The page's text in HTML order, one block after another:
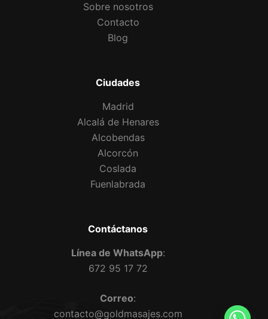
Sobre nosotros
Contacto
Blog
Ciudades
Madrid
Alcalá de Henares
Alcobendas
Alcorcón
Coslada
Fuenlabrada
Contáctanos
Línea de WhatsApp:
672 95 17 72
Correo:
contacto@goldmasajes.com